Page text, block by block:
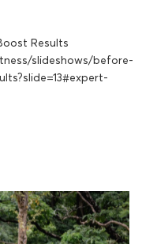
Results
slideshows/before-